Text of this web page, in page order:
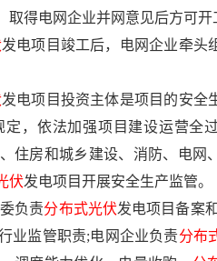
得电网企业并网意见后方可开
发电项目竣工后，电网企业牵头
发电项目投资主体是项目的安全
，依法加强项目建设运营全
住房和城乡建设、消防、电网
伏发电项目开展安全生产监管。
负责分布式光伏发电项目备案
业监管职责;电网企业负责分布